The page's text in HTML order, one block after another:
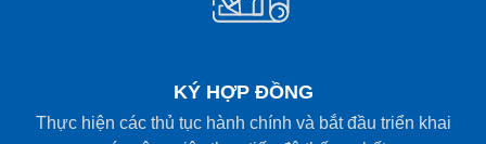
KÝ HỢP ĐỒNG
Thực hiện các thủ tục hành chính và bắt đầu triển khai